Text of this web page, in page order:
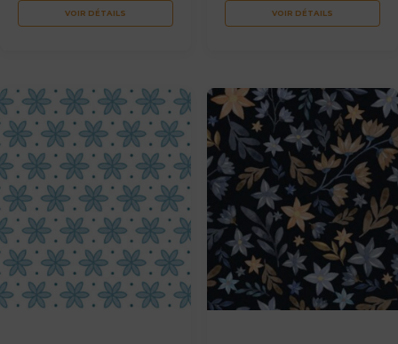
VOIR DÉTAILS VOIR DÉTAILS